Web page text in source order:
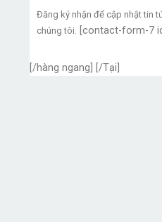
Đăng ký nhận để cập nhật tin
chúng tôi.
[contact-form-7
[/hàng ngang] [/Tại]